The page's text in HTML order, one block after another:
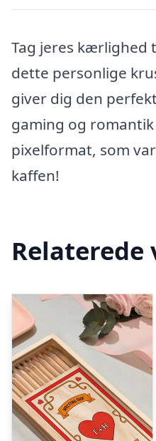
Tag jeres kærlighed
dette personlige
giver dig den
gaming og
pixelformat, som
kaffen!
Relaterede